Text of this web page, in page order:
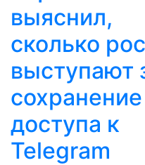
выяснил,
сколько
выступают
сохранение
доступа к
Telegram